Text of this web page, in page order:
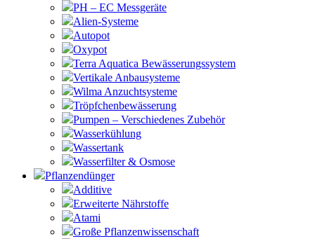
PH – EC Messgeräte
Alien-Systeme
Autopot
Oxypot
Terra Aquatica Bewässerungssystem
Vertikale Anbausysteme
Wilma Anzuchtsysteme
Tröpfchenbewässerung
Pumpen – Verschiedenes Zubehör
Wasserkühlung
Wassertank
Wasserfilter & Osmose
Pflanzendünger
Additive
Erweiterte Nährstoffe
Atami
Große Pflanzenwissenschaft